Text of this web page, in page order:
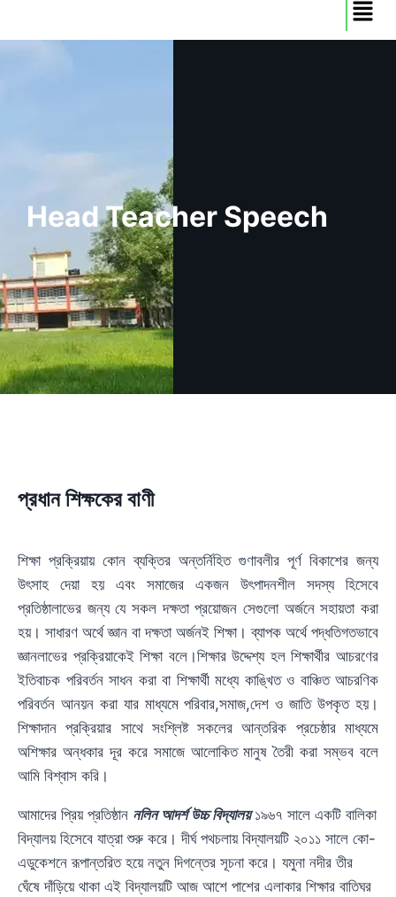
Head Teacher Speech
প্রধান শিক্ষকের বাণী
শিক্ষা প্রক্রিয়ায় কোন ব্যক্তির অন্তর্নিহিত গুণাবলীর পূর্ণ বিকাশের জন্য
উৎসাহ দেয়া হয় এবং সমাজের একজন উৎপাদনশীল সদস্য হিসেবে
প্রতিষ্ঠালাভের জন্য যে সকল দক্ষতা প্রয়োজন সেগুলো অর্জনে সহায়তা করা
হয়। সাধারণ অর্থে জ্ঞান বা দক্ষতা অর্জনই শিক্ষা। ব্যাপক অর্থে পদ্ধতিগতভাবে
জ্ঞানলাভের প্রক্রিয়াকেই শিক্ষা বলে।শিক্ষার উদ্দেশ্য হল শিক্ষার্থীর আচরণের
ইতিবাচক পরিবর্তন সাধন করা বা শিক্ষার্থী মধ্যে কাঙ্খিত ও বাঞ্চিত আচরণিক
পরিবর্তন আনয়ন করা যার মাধ্যমে পরিবার,সমাজ,দেশ ও জাতি উপকৃত হয়।
শিক্ষাদান প্রক্রিয়ার সাথে সংশ্লিষ্ট সকলের আন্তরিক প্রচেষ্ঠার মাধ্যমে
অশিক্ষার অন্ধকার দূর করে সমাজে আলোকিত মানুষ তৈরী করা সম্ভব বলে
আমি বিশ্বাস করি।
আমাদের প্রিয় প্রতিষ্ঠান নলিন আদর্শ উচ্চ বিদ্যালয়১৯৬৭ সালে একটি বালিকা
বিদ্যালয় হিসেবে যাত্রা শুরু করে। দীর্ঘ পথচলায় বিদ্যালয়টি ২০১১ সালে কো-
এডুকেশনে রূপান্তরিত হয়ে নতুন দিগন্তের সূচনা করে। যমুনা নদীর তীর
ঘেঁষে দাঁড়িয়ে থাকা এই বিদ্যালয়টি আজ আশে পাশের এলাকার শিক্ষার বাতিঘর